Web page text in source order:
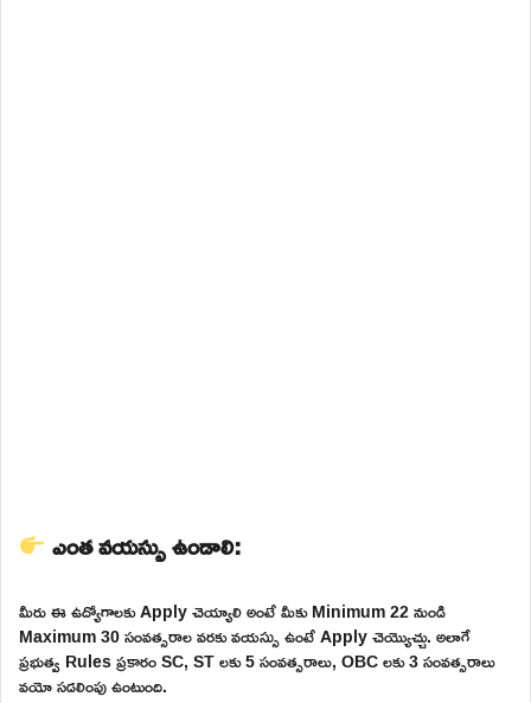
ఎంత వయస్సు ఉండాలి:
మీరు ఈ ఉద్యోగాలకు Apply చెయ్యాలి అంటే మీకు Minimum 22 నుండి
Maximum 30 సంవత్సరాల వరకు వయస్సు ఉంటే Apply చెయ్యొచ్చు. అలాగే
ప్రభుత్వ Rules ప్రకారం SC, ST లకు 5 సంవత్సరాలు, OBC లకు 3 సంవత్సరాలు
వయో సడలింపు ఉంటుంది.